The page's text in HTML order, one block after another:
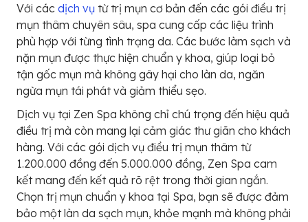
Với các dịch vụ từ trị mụn cơ bản đến các gói điều trị
mụn thâm chuyên sâu, spa cung cấp các liệu trình
phù hợp với từng tình trạng da. Các bước làm sạch và
nặn mụn được thực hiện chuẩn y khoa, giúp loại bỏ
tận gốc mụn mà không gây hại cho làn da, ngăn
ngừa mụn tái phát và giảm thiểu sẹo.
Dịch vụ tại Zen Spa không chỉ chú trọng đến hiệu quả
điều trị mà còn mang lại cảm giác thư giãn cho khách
hàng. Với các gói dịch vụ điều trị mụn thâm từ
1.200.000 đồng đến 5.000.000 đồng, Zen Spa cam
kết mang đến kết quả rõ rệt trong thời gian ngắn.
Chọn trị mụn chuẩn y khoa tại Spa, bạn sẽ được đảm
bảo một làn da sạch mụn, khỏe mạnh mà không phải